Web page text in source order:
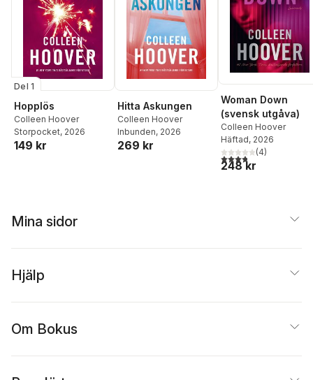
Del 1
Hopplös
Colleen Hoover
Storpocket, 2026
149 kr
Hitta Askungen
Colleen Hoover
Inbunden, 2026
269 kr
Woman Down
(svensk utgåva)
Colleen Hoover
Häftad, 2026
3,8utav 5 stjärnor.
(4)
248 kr
Mina sidor
Hjälp
Om Bokus